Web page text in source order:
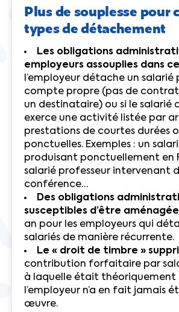
Plus de souplesse pour
types de détachement
Les obligations
employeurs assouplies dans
l’employeur détache un salarié
compte propre (pas de
un destinataire) ou si le salarié
exerce une activité listée par
prestations de courtes durées
ponctuelles. Exemples : un
produisant ponctuellement en
salarié professeur intervenant
conférence…
Des obligations
susceptibles d’être
an pour les employeurs qui
salariés de manière récurrente.
Le « droit de timbre »
contribution forfaitaire par
à laquelle était théoriquement
l’employeur n’a en fait jamais
œuvre.